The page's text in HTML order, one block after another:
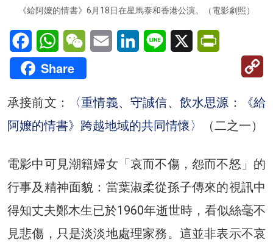
《給阿嬤的情書》6月18日在星馬泰和香港公演。（電影劇照）
FacebookWhatsAppWeChatEmail LinkedInLine X
Share
承接前文：
〈重情義、守誠信、飲水思源：《給
阿嬤的情書》跨越地域的共同情懷〉
（二之一）
電影中可見潮籍婦女「哀而不傷，怨而不怒」的
行事及精神面貌：當葉淑柔從孫子傳來的視訊中
得知丈夫鄭木生已於1960年逝世時，看似絲毫不
見悲傷，只是淡淡地處理家務。這並非表示不哀